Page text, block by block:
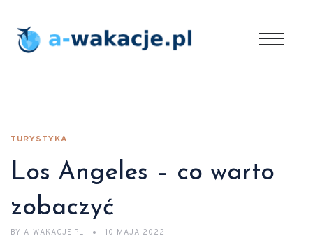
TURYSTYKA
Los Angeles – co warto
zobaczyć
BY A-WAKACJE.PL 10 MAJA 2022